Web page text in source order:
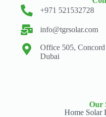
+971 521532728
info@tgrsolar.com
Office 505,
Dubai
Our
Home Solar